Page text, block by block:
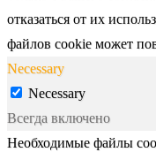
отказаться от их
файлов cookie может
Necessary
Necessary
Всегда включено
Необходимые файлы